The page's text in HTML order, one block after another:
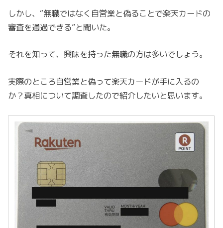
しかし、“無職ではなく自営業と偽ることで楽天カードの
審査を通過できる”と聞いた。
それを知って、興味を持った無職の方は多いでしょう。
実際のところ自営業と偽って楽天カードが手に入るの
か？真相について調査したので紹介したいと思います。